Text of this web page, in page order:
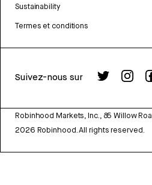
Sustainability
Termes et conditions
Suivez-nous sur
Robinhood Markets, Inc., 85 Willow
2026 Robinhood. All rights reserved.